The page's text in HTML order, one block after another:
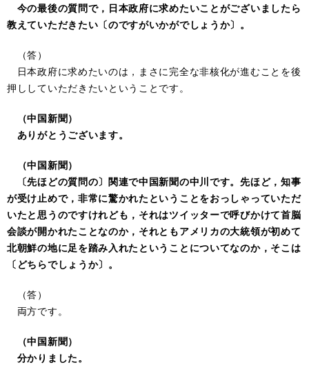
今の最後の質問で，日本政府に求めたいことがございましたら
教えていただきたい〔のですがいかがでしょうか〕。
（答）
日本政府に求めたいのは，まさに完全な非核化が進むことを後
押ししていただきたいということです。
（中国新聞）
ありがとうございます。
（中国新聞）
〔先ほどの質問の〕関連で中国新聞の中川です。先ほど，知事
が受け止めで，非常に驚かれたということをおっしゃっていただ
いたと思うのですけれども，それはツイッターで呼びかけて首脳
会談が開かれたことなのか，それともアメリカの大統領が初めて
北朝鮮の地に足を踏み入れたということについてなのか，そこは
〔どちらでしょうか〕。
（答）
両方です。
（中国新聞）
分かりました。